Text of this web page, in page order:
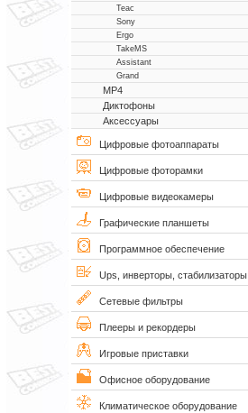
Teac
Sony
Ergo
TakeMS
Assistant
Grand
MP4
Диктофоны
Аксессуары
Цифровые фотоаппараты
Цифровые фоторамки
Цифровые видеокамеры
Графические планшеты
Программное обеспечение
Ups, инверторы, стабилизаторы
Сетевые фильтры
Плееры и рекордеры
Игровые приставки
Офисное оборудование
Климатическое оборудование